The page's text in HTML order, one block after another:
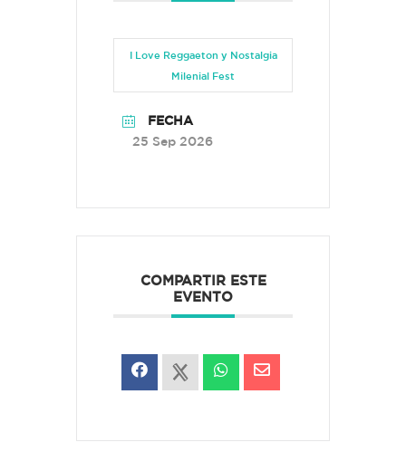
I Love Reggaeton y Nostalgia
Milenial Fest
FECHA
25 Sep 2026
COMPARTIR ESTE
EVENTO